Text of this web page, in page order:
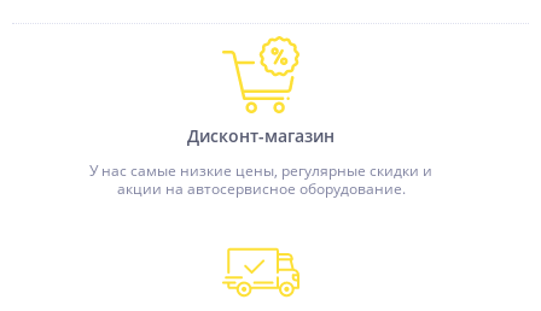
Дисконт-магазин
У нас самые низкие цены, регулярные скидки и
акции на автосервисное оборудование.